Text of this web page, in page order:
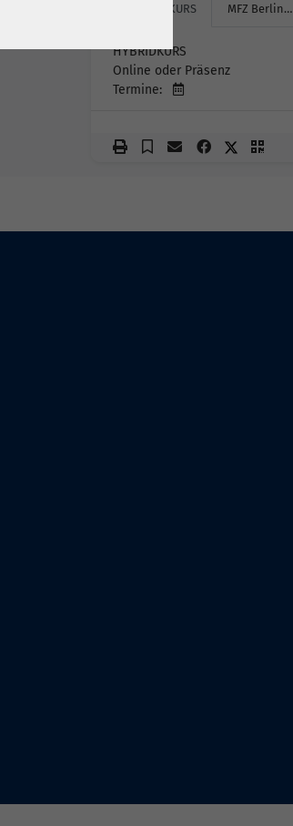
HYBRIDKURS MFZ Berlin…
HYBRIDKURS
Online oder Präsenz
Termine: